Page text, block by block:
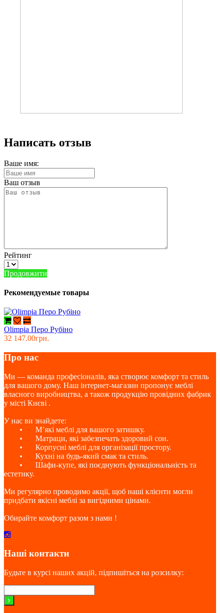
Написать отзыв
Ваше имя:
Ваш отзыв
Рейтинг
Продовжити
Рекомендуемые товары
Olimpia Перо Рубіно
32 147.00грн.
Про нас
Ми — команда професіоналів, яка створює комфорт та стиль
для вашого дому. Наш інтернет-магазин пропонує меблі
власного виробництва, а також продукцію провідних фабрик
у місті Києві .
У нас ви знайдете:
•
М’які меблі для вашого затишку.
•
Матраци, які забезпечать здоровий сон.
•
Корпусні меблі для організації простору.
•
Кухні на будь-який смак та стиль.
•
Шафи-купе, які поєднують функціональність та
естетику.
Ми регулярно проводимо акції, щоб наші клієнти могли
придбати якісні меблі за вигідними цінами.
Обирайте комфорт разом з нами !
Наші контакти
Будьте в курсі наших акцій, підпишіться на розсилку: